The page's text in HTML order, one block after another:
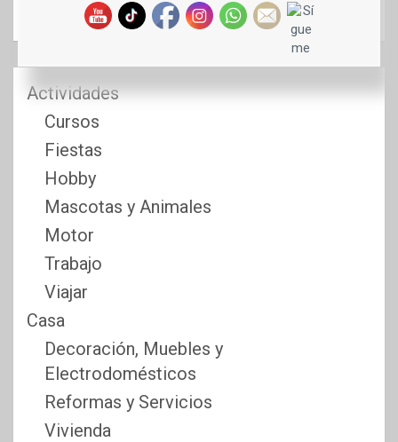
Actividades
Cursos
Fiestas
Hobby
Mascotas y Animales
Motor
Trabajo
Viajar
Casa
Decoración, Muebles y
Electrodomésticos
Reformas y Servicios
Vivienda